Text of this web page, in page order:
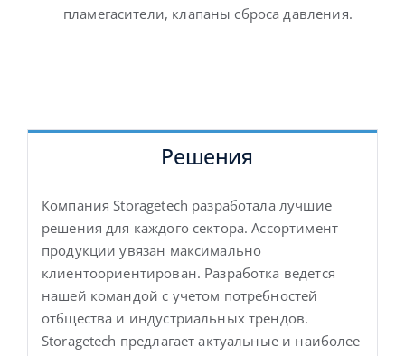
пламегасители, клапаны сброса давления.
Решения
Компания Storagetech разработала лучшие
решения для каждого сектора. Ассортимент
продукции увязан максимально
клиентоориентирован. Разработка ведется
нашей командой с учетом потребностей
отбщества и индустриальных трендов.
Storagetech предлагает актуальные и наиболее